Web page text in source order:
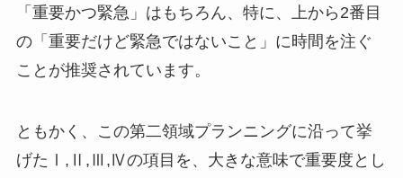
「重要かつ緊急」はもちろん、特に、上から2番目
の「重要だけど緊急ではないこと」に時間を注ぐ
ことが推奨されています。
ともかく、この第二領域プランニングに沿って挙
げたⅠ,Ⅱ,Ⅲ,Ⅳの項目を、大きな意味で重要度とし